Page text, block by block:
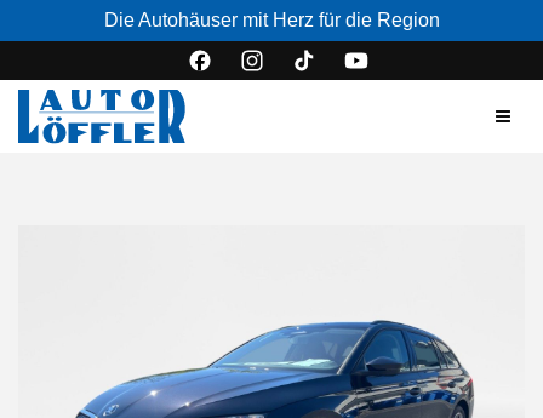
Die Autohäuser mit Herz für die Region